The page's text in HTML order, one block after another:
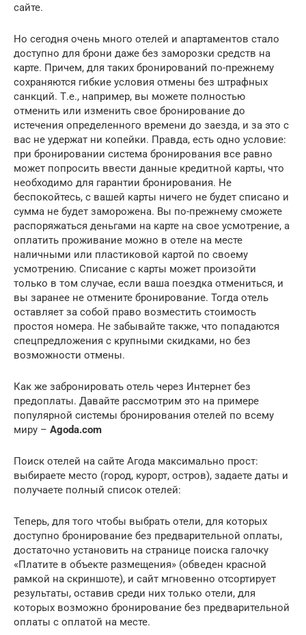
сайте.
Но сегодня очень много отелей и апартаментов стало
доступно для брони даже без заморозки средств на
карте. Причем, для таких бронирований по-прежнему
сохраняются гибкие условия отмены без штрафных
санкций. Т.е., например, вы можете полностью
отменить или изменить свое бронирование до
истечения определенного времени до заезда, и за это с
вас не удержат ни копейки. Правда, есть одно условие:
при бронировании система бронирования все равно
может попросить ввести данные кредитной карты, что
необходимо для гарантии бронирования. Не
беспокойтесь, с вашей карты ничего не будет списано и
сумма не будет заморожена. Вы по-прежнему сможете
распоряжаться деньгами на карте на свое усмотрение, а
оплатить проживание можно в отеле на месте
наличными или пластиковой картой по своему
усмотрению. Списание с карты может произойти
только в том случае, если ваша поездка отмениться, и
вы заранее не отмените бронирование. Тогда отель
оставляет за собой право возместить стоимость
простоя номера. Не забывайте также, что попадаются
спецпредложения с крупными скидками, но без
возможности отмены.
Как же забронировать отель через Интернет без
предоплаты. Давайте рассмотрим это на примере
популярной системы бронирования отелей по всему
миру – Agoda.com
Поиск отелей на сайте Агода максимально прост:
выбираете место (город, курорт, остров), задаете даты и
получаете полный список отелей:
Теперь, для того чтобы выбрать отели, для которых
доступно бронирование без предварительной оплаты,
достаточно установить на странице поиска галочку
«Платите в объекте размещения» (обведен красной
рамкой на скриншоте), и сайт мгновенно отсортирует
результаты, оставив среди них только отели, для
которых возможно бронирование без предварительной
оплаты с оплатой на месте.